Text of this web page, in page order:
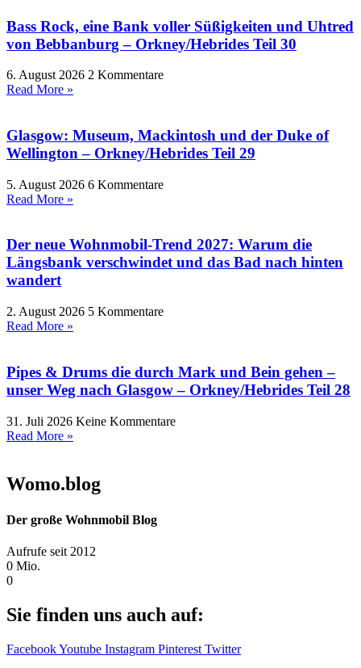
Bass Rock, eine Bank voller Süßigkeiten und Uhtred
von Bebbanburg – Orkney/Hebrides Teil 30
6. August 2026 2 Kommentare
Read More »
Glasgow: Museum, Mackintosh und der Duke of
Wellington – Orkney/Hebrides Teil 29
5. August 2026 6 Kommentare
Read More »
Der neue Wohnmobil-Trend 2027: Warum die
Längsbank verschwindet und das Bad nach hinten
wandert
2. August 2026 5 Kommentare
Read More »
Pipes & Drums die durch Mark und Bein gehen –
unser Weg nach Glasgow – Orkney/Hebrides Teil 28
31. Juli 2026 Keine Kommentare
Read More »
Womo.blog
Der große Wohnmobil Blog​
Aufrufe seit 2012
0 Mio.
0
Sie finden uns auch auf:
FacebookYoutube Instagram Pinterest Twitter